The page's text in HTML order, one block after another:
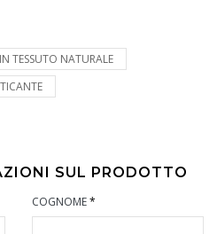
TESSUTO NATURALE
SUL PRODOTTO
COGNOME*